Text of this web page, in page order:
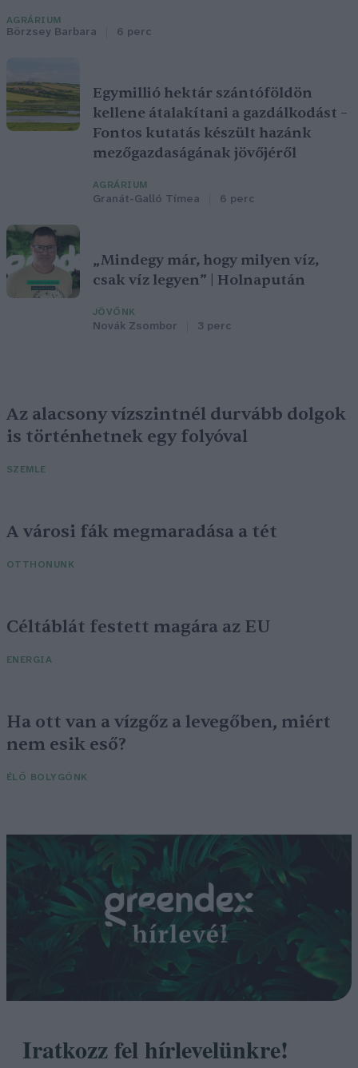
AGRÁRIUM
Börzsey Barbara 6 perc
Egymillió hektár szántóföldön
kellene átalakítani a gazdálkodást –
Fontos kutatás készült hazánk
mezőgazdaságának jövőjéről
AGRÁRIUM
Granát-Galló Tímea 6 perc
„Mindegy már, hogy milyen víz,
csak víz legyen” | Holnapután
JÖVŐNK
Novák Zsombor 3 perc
Az alacsony vízszintnél durvább dolgok
is történhetnek egy folyóval
SZEMLE
A városi fák megmaradása a tét
OTTHONUNK
Céltáblát festett magára az EU
ENERGIA
Ha ott van a vízgőz a levegőben, miért
nem esik eső?
ÉLŐ BOLYGÓNK
Iratkozz fel hírlevelünkre!